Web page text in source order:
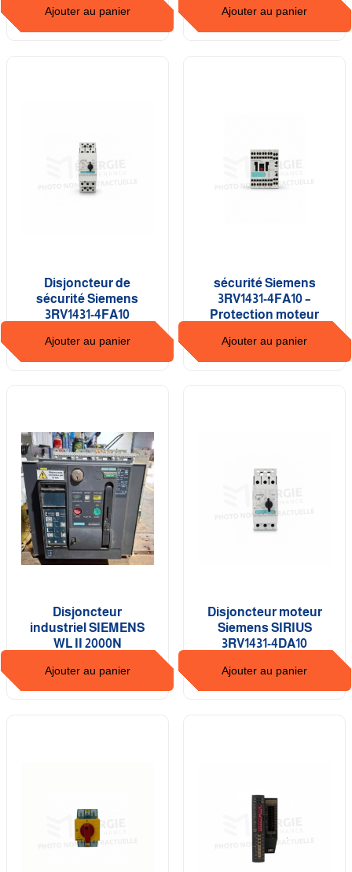
Ajouter au panier Ajouter au panier
Disjoncteur de
sécurité Siemens
3RV1431-4FA10
Ajouter au panier
sécurité Siemens
3RV1431-4FA10 –
Protection moteur
Ajouter au panier
Disjoncteur
industriel SIEMENS
WL II 2000N
Ajouter au panier
Disjoncteur moteur
Siemens SIRIUS
3RV1431-4DA10
Ajouter au panier